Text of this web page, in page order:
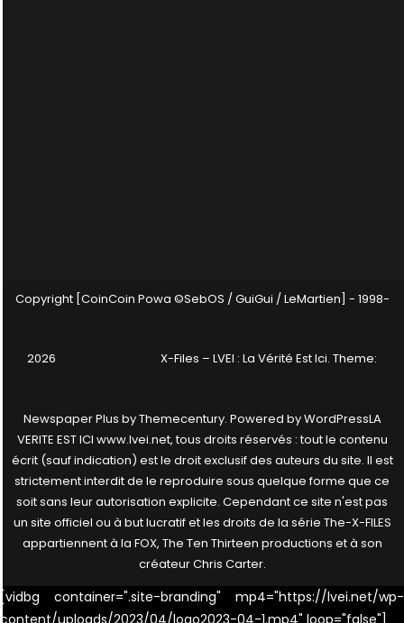
Copyright [CoinCoin Powa ©SebOS / GuiGui / LeMartien] - 1998-
2026 X-Files – LVEI : La Vérité Est Ici. Theme:
Newspaper Plus byThemecentury. Powered byWordPressLA
VERITE EST ICI www.lvei.net, tous droits réservés : tout le contenu
écrit (sauf indication) est le droit exclusif des auteurs du site. Il est
strictement interdit de le reproduire sous quelque forme que ce
soit sans leur autorisation explicite. Cependant ce site n'est pas
un site officiel ou à but lucratif et les droits de la série The-X-FILES
appartiennent à la FOX, The Ten Thirteen productions et à son
créateur Chris Carter.
[vidbg container=".site-branding" mp4="https://lvei.net/wp-
content/uploads/2023/04/logo2023-04-1.mp4" loop="false"]